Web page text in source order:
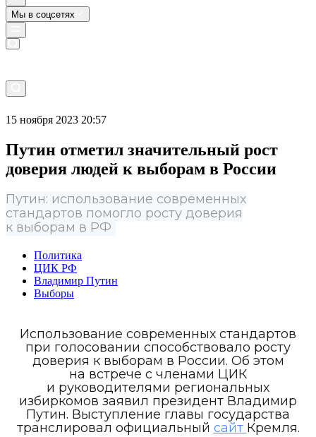
Мы в соцсетях
15 ноября 2023 20:57
Путин отметил значительный рост
доверия людей к выборам в России
Путин: использование современных
стандартов помогло росту доверия
к выборам в РФ
Политика
ЦИК РФ
Владимир Путин
Выборы
Использование современных стандартов
при голосовании способствовало росту
доверия к выборам в России. Об этом
на встрече с членами ЦИК
и руководителями региональных
избиркомов заявил президент Владимир
Путин. Выступление главы государства
транслировал официальный сайт Кремля.